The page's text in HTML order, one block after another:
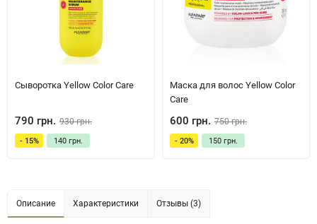
Cыворотка Yellow Color Care
790 грн. 930 грн.
- 15% 140 грн.
Маска для волос Yellow Color
Care
600 грн. 750 грн.
- 20% 150 грн.
Описание Характеристики Отзывы (3)